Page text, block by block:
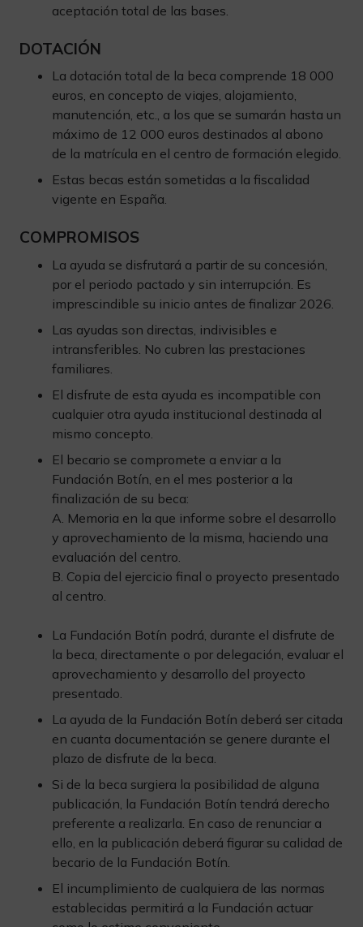
aceptación total de las bases.
DOTACIÓN
La dotación total de la beca comprende 18 000
euros, en concepto de viajes, alojamiento,
manutención, etc., a los que se sumarán hasta un
máximo de 12 000 euros destinados al abono
de la matrícula en el centro de formación elegido.
Estas becas están sometidas a la fiscalidad
vigente en España.
COMPROMISOS
La ayuda se disfrutará a partir de su concesión,
por el periodo pactado y sin interrupción. Es
imprescindible su inicio antes de finalizar 2026.
Las ayudas son directas, indivisibles e
intransferibles. No cubren las prestaciones
familiares.
El disfrute de esta ayuda es incompatible con
cualquier otra ayuda institucional destinada al
mismo concepto.
El becario se compromete a enviar a la
Fundación Botín, en el mes posterior a la
finalización de su beca:
A. Memoria en la que informe sobre el desarrollo
y aprovechamiento de la misma, haciendo una
evaluación del centro.
B. Copia del ejercicio final o proyecto presentado
al centro.
La Fundación Botín podrá, durante el disfrute de
la beca, directamente o por delegación, evaluar el
aprovechamiento y desarrollo del proyecto
presentado.
La ayuda de la Fundación Botín deberá ser citada
en cuanta documentación se genere durante el
plazo de disfrute de la beca.
Si de la beca surgiera la posibilidad de alguna
publicación, la Fundación Botín tendrá derecho
preferente a realizarla. En caso de renunciar a
ello, en la publicación deberá figurar su calidad de
becario de la Fundación Botín.
El incumplimiento de cualquiera de las normas
establecidas permitirá a la Fundación actuar